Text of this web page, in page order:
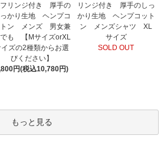
リンジ付き 厚手の
っかり生地 ヘンプコ
トン メンズ 男女兼
も 【MサイズorXL
イズの2種類からお選
びください】
円(税込10,780円)
リンジ付き 厚手のしっ
かり生地 ヘンプコット
ン メンズシャツ XL
サイズ
SOLD OUT
もっと見る